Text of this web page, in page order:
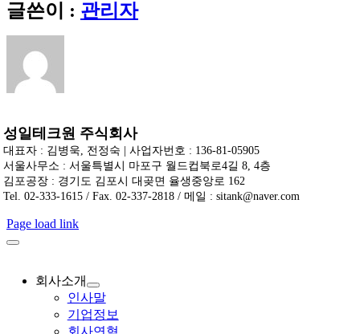
Facebook
X
Reddit
LinkedIn
Tumblr
Pinterest
Vk
이
메
일
글쓴이 : 관리자
성일테크원 주식회사
대표자 : 김병욱, 전정숙 | 사업자번호 : 136-81-05905
서울사무소 : 서울특별시 마포구 월드컵북로4길 8, 4층
김포공장 : 경기도 김포시 대곶면 율생중앙로 162
Tel. 02-333-1615 / Fax. 02-337-2818 / 메일 : sitank@naver.com
Page load link
회사소개
인사말
기업정보
회사연혁